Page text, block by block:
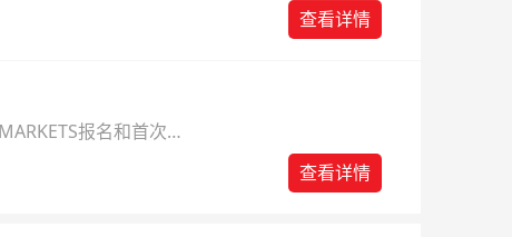
查看详情
报名和首次入
查看详情